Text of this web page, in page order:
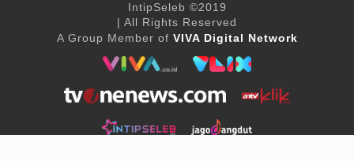
IntipSeleb ©2019
| All Rights Reserved
A Group Member of VIVA Digital Network